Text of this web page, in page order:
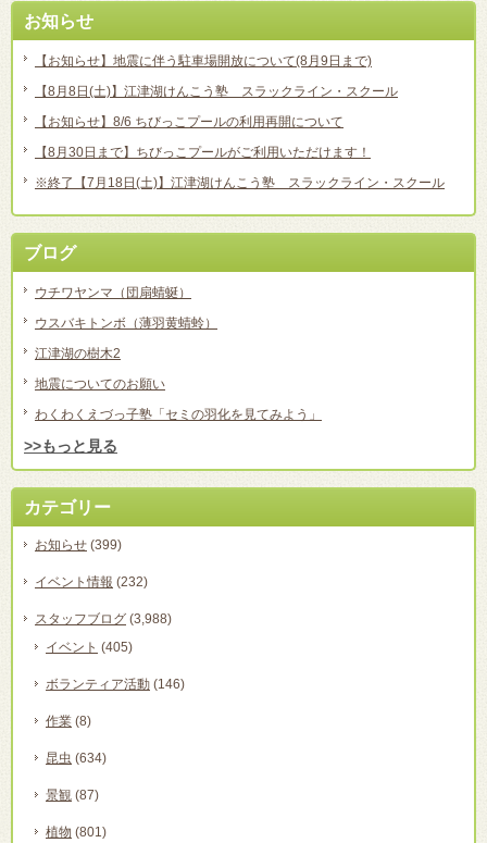
お知らせ
【お知らせ】地震に伴う駐車場開放について(8月9日まで)
【8月8日(土)】江津湖けんこう塾 スラックライン・スクール
【お知らせ】8/6 ちびっこプールの利用再開について
【8月30日まで】ちびっこプールがご利用いただけます！
※終了【7月18日(土)】江津湖けんこう塾 スラックライン・スクール
ブログ
ウチワヤンマ（団扇蜻蜒）
ウスバキトンボ（薄羽黄蜻蛉）
江津湖の樹木2
地震についてのお願い
わくわくえづっ子塾「セミの羽化を見てみよう」
>>もっと見る
カテゴリー
お知らせ (399)
イベント情報 (232)
スタッフブログ (3,988)
イベント (405)
ボランティア活動 (146)
作業 (8)
昆虫 (634)
景観 (87)
植物 (801)